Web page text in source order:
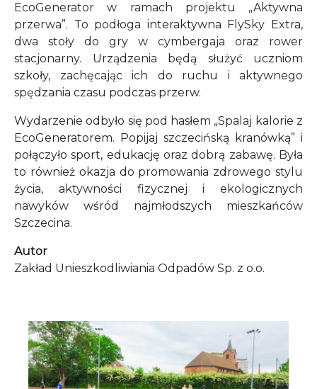
EcoGenerator w ramach projektu „Aktywna
przerwa”. To podłoga interaktywna FlySky Extra,
dwa stoły do gry w cymbergaja oraz rower
stacjonarny. Urządzenia będą służyć uczniom
szkoły, zachęcając ich do ruchu i aktywnego
spędzania czasu podczas przerw.
Wydarzenie odbyło się pod hasłem „Spalaj kalorie z
EcoGeneratorem. Popijaj szczecińską kranówką” i
połączyło sport, edukację oraz dobrą zabawę. Była
to również okazja do promowania zdrowego stylu
życia, aktywności fizycznej i ekologicznych
nawyków wśród najmłodszych mieszkańców
Szczecina.
Autor
Zakład Unieszkodliwiania Odpadów Sp. z o.o.